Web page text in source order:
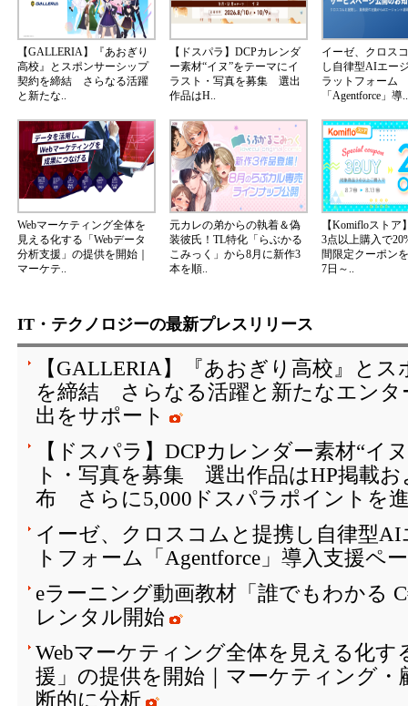
【GALLERIA】『あおぎり
高校』とスポンサーシップ
契約を締結 さらなる活躍
と新たな..
【ドスパラ】DCPカレンダ
ー素材“イヌ”をテーマにイ
ラスト・写真を募集 選出
作品はH..
イーゼ、クロス
し自律型AIエー
ラットフォーム
「Agentforce」導..
Webマーケティング全体を
見える化する「Webデータ
分析支援」の提供を開始｜
マーケテ..
元カレの弟からの執着＆偽
装彼氏！TL特化「らぶかる
こみっく」から8月に新作3
本を順..
【Komifloストア
3点以上購入で
間限定クーポン
7日～..
IT・テクノロジーの最新プレスリリース
【GALLERIA】『あおぎり高校』と
を締結 さらなる活躍と新たなエンタ
出をサポート
【ドスパラ】DCPカレンダー素材“イ
ト・写真を募集 選出作品はHP掲載
布 さらに5,000ドスパラポイントを
イーゼ、クロスコムと提携し自律型
トフォーム「Agentforce」導入支援ペ
eラーニング動画教材「誰でもわかる
レンタル開始
Webマーケティング全体を見える化す
援」の提供を開始｜マーケティング・
断的に分析